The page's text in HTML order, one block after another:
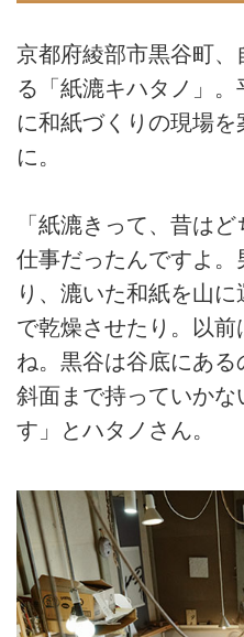
京都府綾部市黒谷町、
る「紙漉キハタノ」
に和紙づくりの現場を
に。
「紙漉きって、昔は
仕事だったんですよ。
り、漉いた和紙を山
で乾燥させたり。以
ね。黒谷は谷底にあ
斜面まで持っていか
す」とハタノさん。